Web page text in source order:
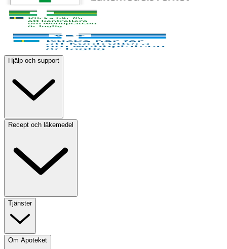
Hjälp och support
Recept och läkemedel
Tjänster
Om Apoteket